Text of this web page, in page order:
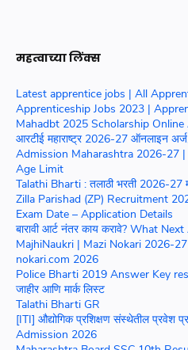
महत्वाच्या लिंक्स
Latest apprentice jobs | All
Apprenticeship Jobs 2023 |
Mahadbt 2025 Scholarship
आरटीई महाराष्ट्र 2026-27 ऑनलाइन अर्ज,
Admission Maharashtra 2026-27
Age Limit
Talathi Bharti : तलाठी भरती 2026-27
Zilla Parishad (ZP) Recruitment
Exam Date – Application Details
बारावी आर्ट नंतर काय करावे? What
MajhiNaukri | Mazi Nokari 2026-
nokari.com 2026
Police Bharti 2019 Answer Key
जाहीर आणि मार्क लिस्ट
Talathi Bharti GR
[ITI] औद्योगिक प्रशिक्षण संस्थेतील प्रवेश
Admission 2026